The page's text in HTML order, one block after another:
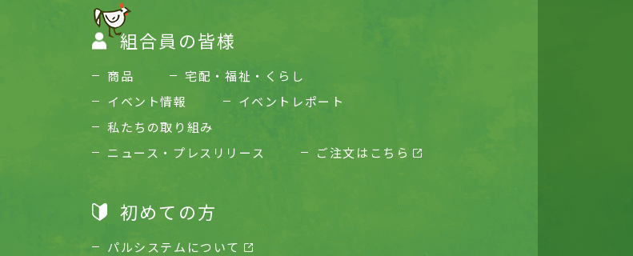
組合員の皆様
商品
宅配・福祉・くらし
イベント情報
イベントレポート
私たちの取り組み
ニュース・プレスリリース
ご注文はこちら
初めての方
パルシステムについて